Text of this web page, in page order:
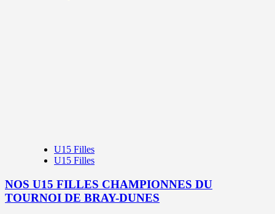
U15 Filles
U15 Filles
NOS U15 FILLES CHAMPIONNES DU
TOURNOI DE BRAY-DUNES